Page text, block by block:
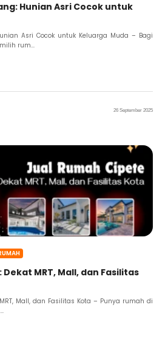
Hunian Asri Cocok untuk
Asri Cocok untuk Keluarga Muda – Bagi
rum...
26 September 2025
MRT, Mall, dan Fasilitas
Mall, dan Fasilitas Kota – Punya rumah di